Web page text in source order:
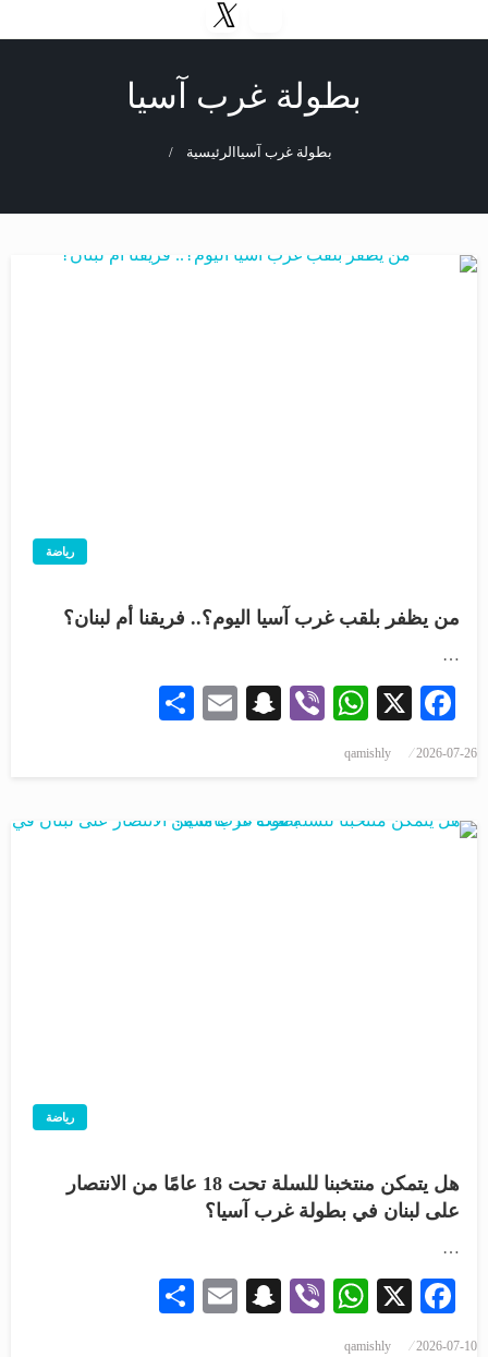
بطولة غرب آسيا
الرئيسية بطولة غرب آسيا
رياضة
من يظفر بلقب غرب آسيا اليوم؟.. فريقنا أم لبنان؟
…
Facebook
X
WhatsApp
Viber
Snapchat
Email
2026-07-26
qamishly
رياضة
هل يتمكن منتخبنا للسلة تحت 18 عامًا من الانتصار
على لبنان في بطولة غرب آسيا؟
…
Facebook
X
WhatsApp
Viber
Snapchat
Email
2026-07-10
qamishly